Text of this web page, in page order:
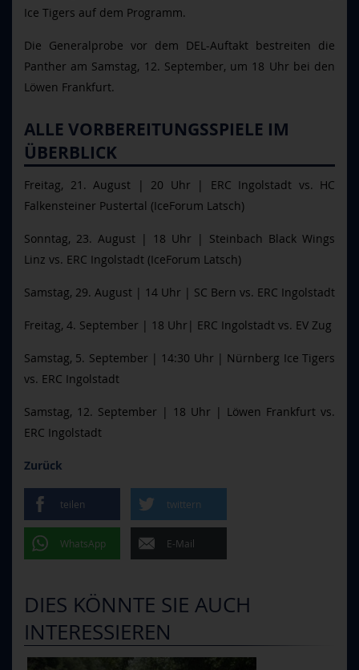
Ice Tigers auf dem Programm.
Die Generalprobe vor dem DEL-Auftakt bestreiten die
Panther am Samstag, 12. September, um 18 Uhr bei den
Löwen Frankfurt.
ALLE VORBEREITUNGSSPIELE IM
ÜBERBLICK
Freitag, 21. August | 20 Uhr | ERC Ingolstadt vs. HC
Falkensteiner Pustertal (IceForum Latsch)
Sonntag, 23. August | 18 Uhr | Steinbach Black Wings
Linz vs. ERC Ingolstadt (IceForum Latsch)
Samstag, 29. August | 14 Uhr | SC Bern vs. ERC Ingolstadt
Freitag, 4. September | 18 Uhr| ERC Ingolstadt vs. EV Zug
Samstag, 5. September | 14:30 Uhr | Nürnberg Ice Tigers
vs. ERC Ingolstadt
Samstag, 12. September | 18 Uhr | Löwen Frankfurt vs.
ERC Ingolstadt
Zurück
teilen twittern
WhatsApp E-Mail
DIES KÖNNTE SIE AUCH
INTERESSIEREN